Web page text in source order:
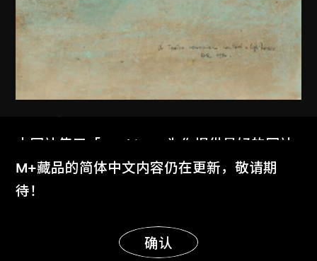
1979
本网站使用「Cookies」为你提供最好的网站
体验。
了解更多
明白
M+藏品的简体中文内容仍在更新，敬请期
待！
确认
显示更多